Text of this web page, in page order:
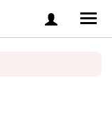
Zaloguj
się